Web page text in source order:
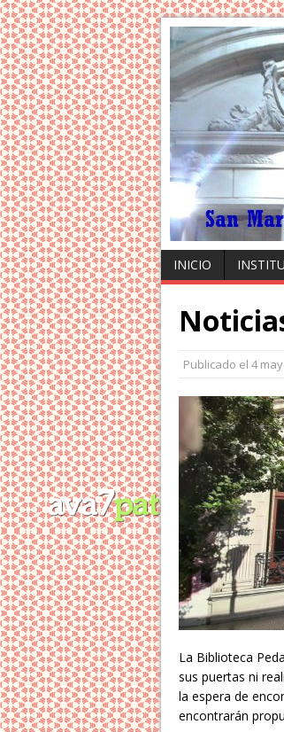
INICIO
Publicado el 4
La Biblioteca
sus puertas ni
la espera de
encontrarán